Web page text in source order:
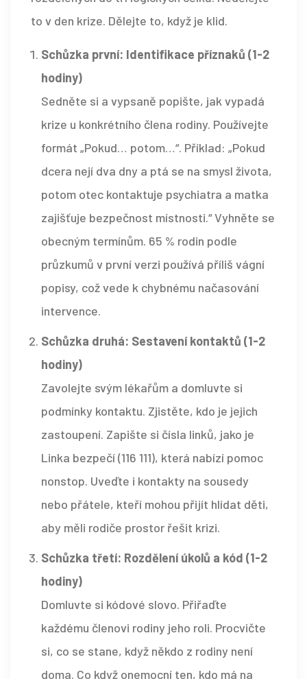
to v den krize. Dělejte to, když je klid.
Schůzka první: Identifikace příznaků (1-2
hodiny)
Sedněte si a vypsaně popište, jak vypadá
krize u konkrétního člena rodiny. Používejte
formát „Pokud… potom…“. Příklad: „Pokud
dcera nejí dva dny a ptá se na smysl života,
potom otec kontaktuje psychiatra a matka
zajišťuje bezpečnost místnosti.“ Vyhněte se
obecným termínům. 65 % rodin podle
průzkumů v první verzi používá příliš vágní
popisy, což vede k chybnému načasování
intervence.
Schůzka druhá: Sestavení kontaktů (1-2
hodiny)
Zavolejte svým lékařům a domluvte si
podmínky kontaktu. Zjistěte, kdo je jejich
zastoupení. Zapište si čísla linků, jako je
Linka bezpečí(116 111), která nabízí pomoc
nonstop. Uveďte i kontakty na sousedy
nebo přátele, kteří mohou přijít hlídat děti,
aby měli rodiče prostor řešit krizi.
Schůzka třetí: Rozdělení úkolů a kód (1-2
hodiny)
Domluvte si kódové slovo. Přiřaďte
každému členovi rodiny jeho roli. Procvičte
si, co se stane, když někdo z rodiny není
doma. Co když onemocní ten, kdo má na